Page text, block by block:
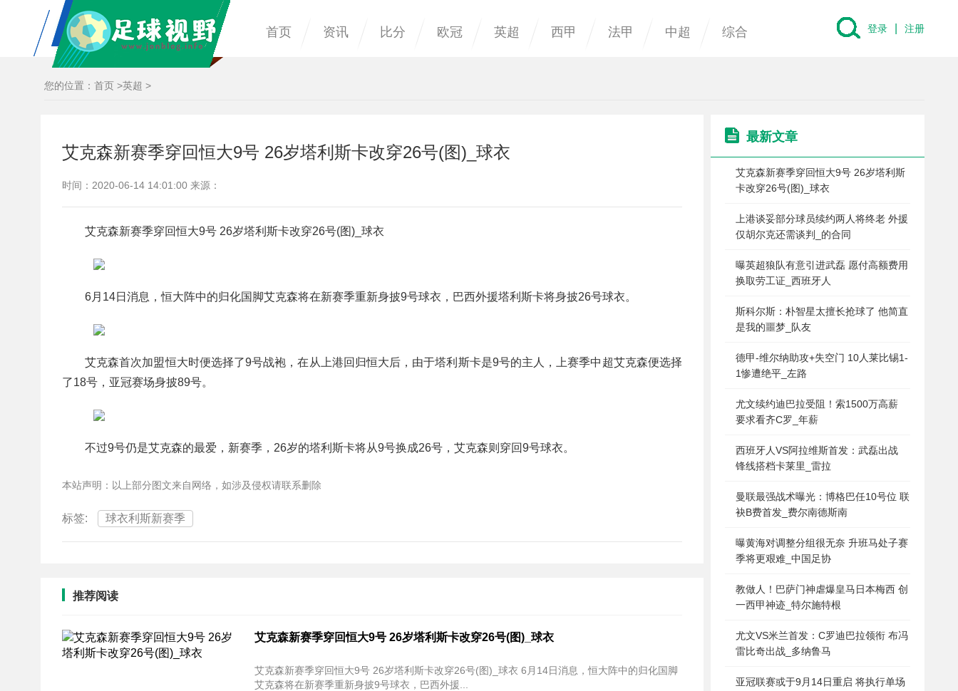
首页 资讯 比分 欧冠 英超 西甲 法甲 中超 综合 登录 注册
您的位置： 首页 >英超 >
艾克森新赛季穿回恒大9号 26岁塔利斯卡改穿26号(图)_球衣
时间：2020-06-14 14:01:00 来源：
艾克森新赛季穿回恒大9号 26岁塔利斯卡改穿26号(图)_球衣
6月14日消息，恒大阵中的归化国脚艾克森将在新赛季重新身披9号球衣，巴西外援塔利斯卡将身披26号球衣。
艾克森首次加盟恒大时便选择了9号战袍，在从上港回归恒大后，由于塔利斯卡是9号的主人，上赛季中超艾克森便选择
了18号，亚冠赛场身披89号。
不过9号仍是艾克森的最爱，新赛季，26岁的塔利斯卡将从9号换成26号，艾克森则穿回9号球衣。
本站声明：以上部分图文来自网络，如涉及侵权请联系删除
标签: 球衣利斯新赛季
推荐阅读
艾克森新赛季穿回恒大9号 26岁塔利斯卡改穿26号(图)_球衣
艾克森新赛季穿回恒大9号 26岁塔利斯卡改穿26号(图)_球衣 6月14日消息，恒大阵中的归化国脚
艾克森将在新赛季重新身披9号球衣，巴西外援...
最新文章
艾克森新赛季穿回恒大9号 26岁塔利斯
卡改穿26号(图)_球衣
上港谈妥部分球员续约两人将终老 外援
仅胡尔克还需谈判_的合同
曝英超狼队有意引进武磊 愿付高额费用
换取劳工证_西班牙人
斯科尔斯：朴智星太擅长抢球了 他简直
是我的噩梦_队友
德甲-维尔纳助攻+失空门 10人莱比锡1-
1惨遭绝平_左路
尤文续约迪巴拉受阻！索1500万高薪
要求看齐C罗_年薪
西班牙人VS阿拉维斯首发：武磊出战
锋线搭档卡莱里_雷拉
曼联最强战术曝光：博格巴任10号位 联
袂B费首发_费尔南德斯南
曝黄海对调整分组很无奈 升班马处子赛
季将更艰难_中国足协
教做人！巴萨门神虐爆皇马日本梅西 创
一西甲神迹_特尔施特根
尤文VS米兰首发：C罗迪巴拉领衔 布冯
雷比奇出战_多纳鲁马
亚冠联赛或于9月14日重启 将执行单场